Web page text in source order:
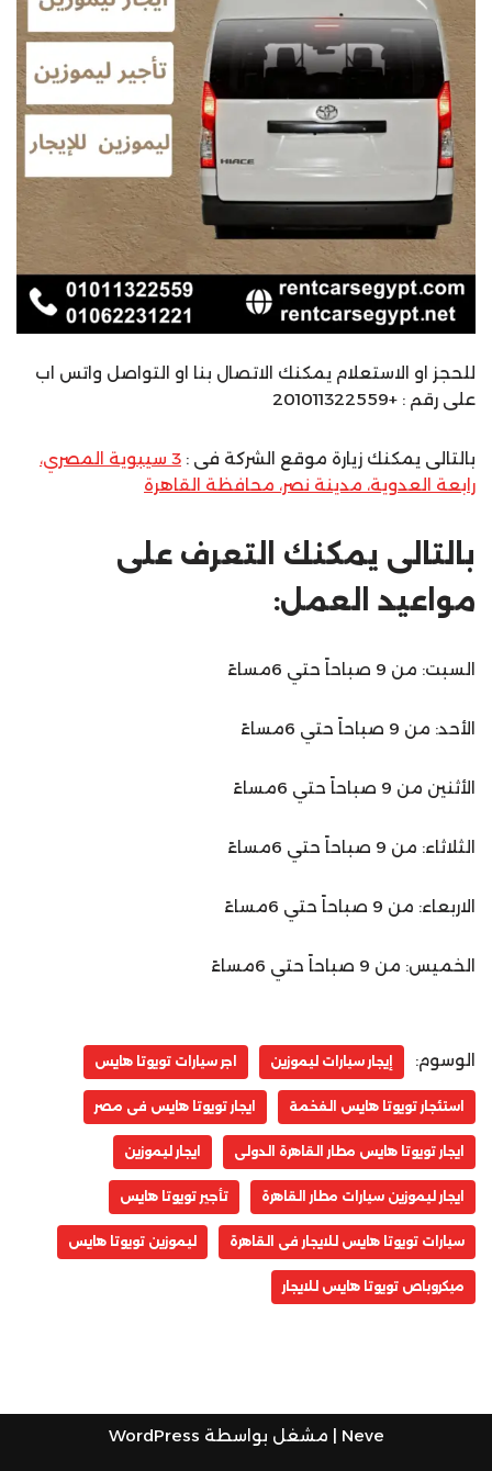
للحجز او الاستعلام يمكنك الاتصال بنا او التواصل واتس اب
على رقم : +201011322559
بالتالى يمكنك زيارة موقع الشركة فى :
3 سيبوية المصري،
رابعة العدوية، مدينة نصر، محافظة القاهرة
بالتالى يمكنك التعرف على
مواعيد العمل:
السبت: من 9 صباحاً حتي 6مساءً
الأحد: من 9 صباحاً حتي 6مساءً
الأثنين من 9 صباحاً حتي 6مساءً
الثلاثاء: من 9 صباحاً حتي 6مساءً
الاربعاء: من 9 صباحاً حتي 6مساءً
الخميس: من 9 صباحاً حتي 6مساءً
الوسوم: إيجار سيارات ليموزين اجر سيارات تويوتا هايس
استئجار تويوتا هايس الفخمة ايجار تويوتا هايس فى مصر
ايجار تويوتا هايس مطار القاهرة الدولى ايجار ليموزين
ايجار ليموزين سيارات مطار القاهرة تأجير تويوتا هايس
سيارات تويوتا هايس للايجار فى القاهرة ليموزين تويوتا هايس
ميكروباص تويوتا هايس للايجار
Neve | مشغل بواسطة WordPress